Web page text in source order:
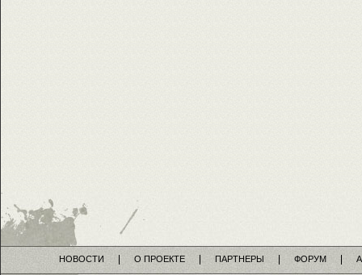
НОВОСТИ О ПРОЕКТЕ ПАРТНЕРЫ ФОРУМ